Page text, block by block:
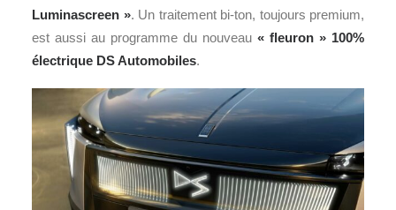
Luminascreen ». Un traitement bi-ton, toujours premium,
est aussi au programme du nouveau « fleuron » 100%
électrique DS Automobiles.